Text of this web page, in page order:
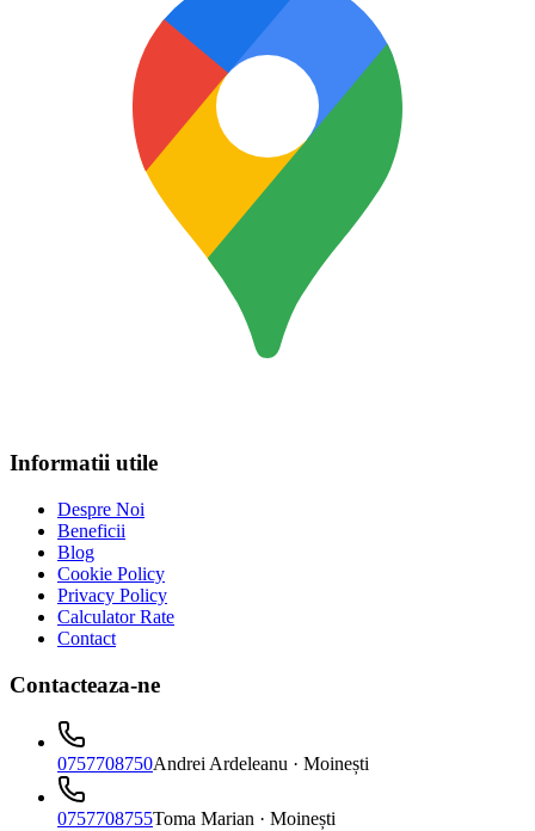
Informatii utile
Despre Noi
Beneficii
Blog
Cookie Policy
Privacy Policy
Calculator Rate
Contact
Contacteaza-ne
0757708750Andrei Ardeleanu · Moinești
0757708755Toma Marian · Moinești